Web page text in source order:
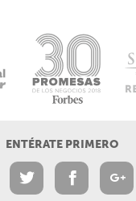
ENTÉRATE PRIMERO